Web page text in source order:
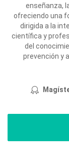
enseñanza,
ofreciendo una
dirigida a la
científica y
del
prevención y